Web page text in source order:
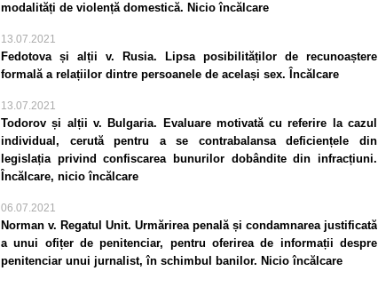
modalități de violență domestică. Nicio încălcare
13.07.2021
Fedotova și alții v. Rusia. Lipsa posibilităților de recunoaștere
formală a relațiilor dintre persoanele de același sex. Încălcare
13.07.2021
Todorov și alții v. Bulgaria. Evaluare motivată cu referire la cazul
individual, cerută pentru a se contrabalansa deficiențele din
legislația privind confiscarea bunurilor dobândite din infracțiuni.
Încălcare, nicio încălcare
06.07.2021
Norman v. Regatul Unit. Urmărirea penală și condamnarea justificată
a unui ofițer de penitenciar, pentru oferirea de informații despre
penitenciar unui jurnalist, în schimbul banilor. Nicio încălcare